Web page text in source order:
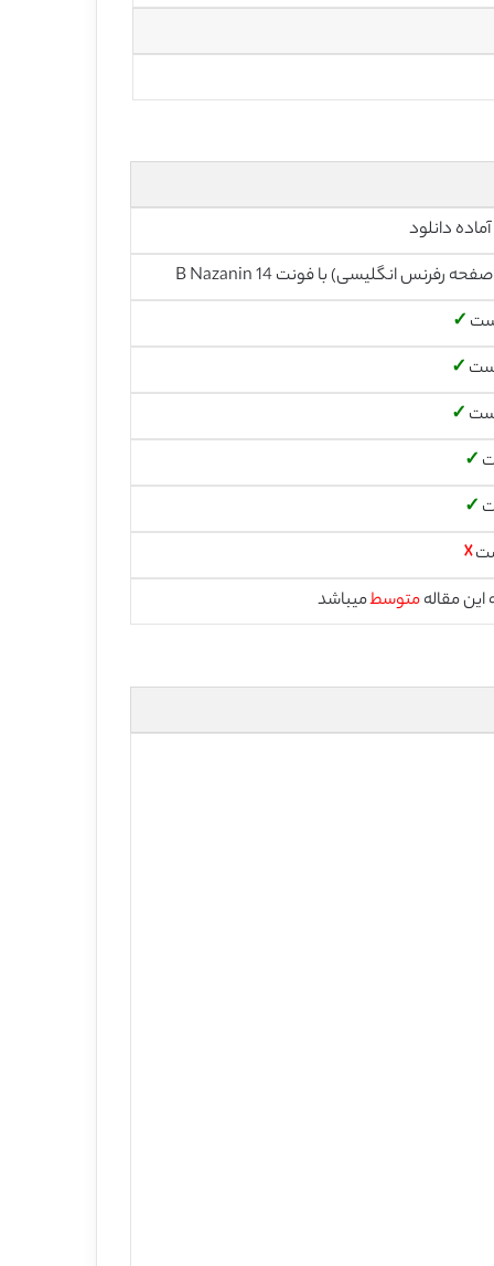
دانلود
✓
✓
✓
✓
✓
☓
مقالهمتوسطمیباشد